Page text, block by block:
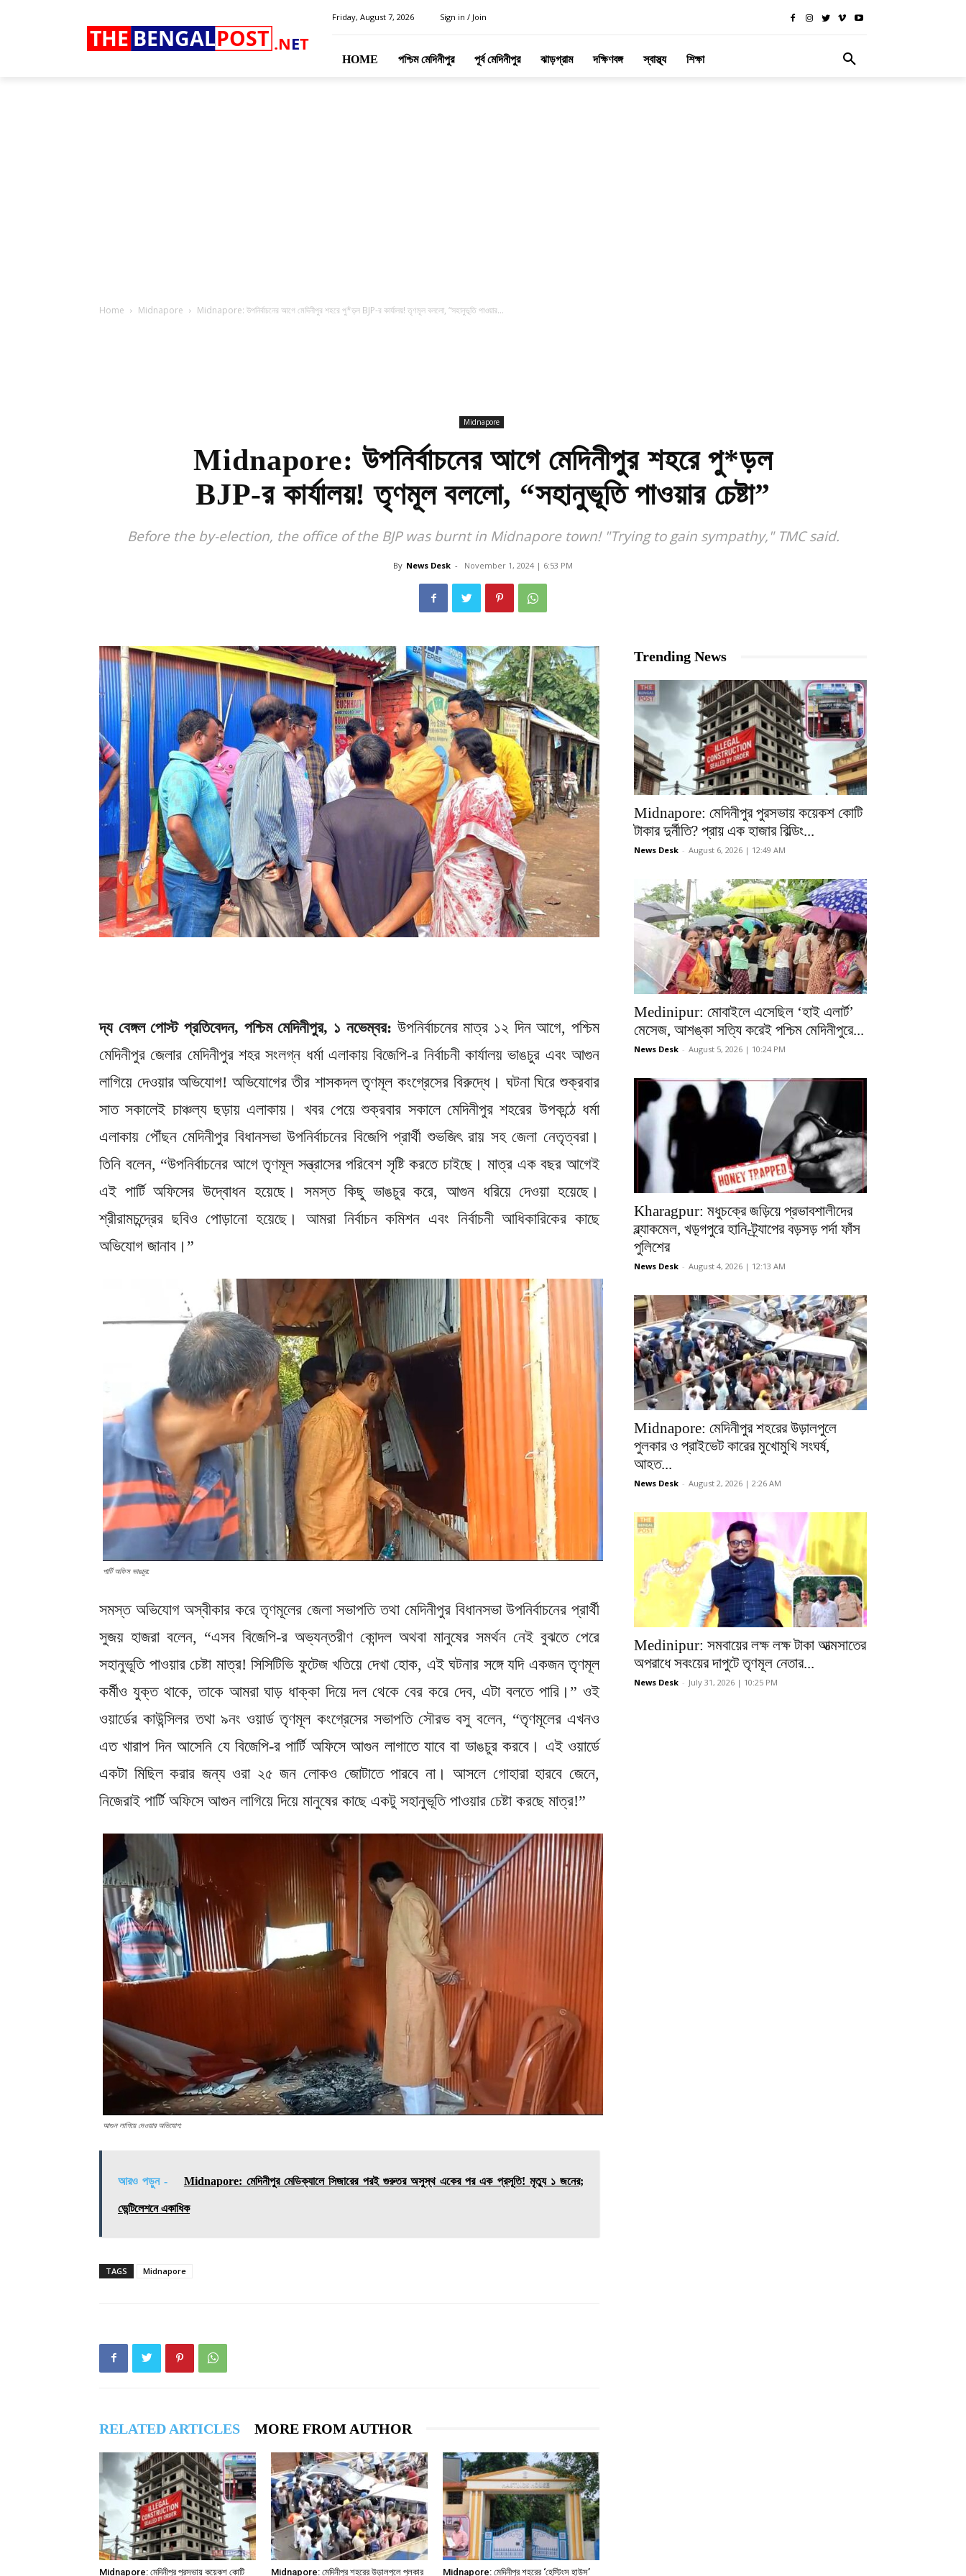
.NET
THE BENGALPOST
Friday, August 7, 2026 Sign in / Join
HOME পশ্চিম মেদিনীপুর পূর্ব মেদিনীপুর ঝাড়গ্রাম দক্ষিণবঙ্গ স্বাস্থ্য শিক্ষা
Home Midnapore Midnapore: উপনির্বাচনের আগে মেদিনীপুর শহরে পু*ড়ল BJP-র কার্যালয়! তৃণমূল বললো, “সহানুভূতি পাওয়ার...
Midnapore
Midnapore: উপনির্বাচনের আগে মেদিনীপুর শহরে পু*ড়ল
BJP-র কার্যালয়! তৃণমূল বললো, “সহানুভূতি পাওয়ার চেষ্টা”
Before the by-election, the office of the BJP was burnt in Midnapore town! "Trying to gain sympathy," TMC said.
By News Desk - November 1, 2024 | 6:53 PM
দ্য বেঙ্গল পোস্ট প্রতিবেদন, পশ্চিম মেদিনীপুর, ১ নভেম্বর: উপনির্বাচনের মাত্র ১২ দিন আগে, পশ্চিম
মেদিনীপুর জেলার মেদিনীপুর শহর সংলগ্ন ধর্মা এলাকায় বিজেপি-র নির্বাচনী কার্যালয় ভাঙচুর এবং আগুন
লাগিয়ে দেওয়ার অভিযোগ! অভিযোগের তীর শাসকদল তৃণমূল কংগ্রেসের বিরুদ্ধে। ঘটনা ঘিরে শুক্রবার
সাত সকালেই চাঞ্চল্য ছড়ায় এলাকায়। খবর পেয়ে শুক্রবার সকালে মেদিনীপুর শহরের উপকন্ঠে ধর্মা
এলাকায় পৌঁছন মেদিনীপুর বিধানসভা উপনির্বাচনের বিজেপি প্রার্থী শুভজিৎ রায় সহ জেলা নেতৃত্বরা।
তিনি বলেন, “উপনির্বাচনের আগে তৃণমূল সন্ত্রাসের পরিবেশ সৃষ্টি করতে চাইছে। মাত্র এক বছর আগেই
এই পার্টি অফিসের উদ্বোধন হয়েছে। সমস্ত কিছু ভাঙচুর করে, আগুন ধরিয়ে দেওয়া হয়েছে।
শ্রীরামচন্দ্রের ছবিও পোড়ানো হয়েছে। আমরা নির্বাচন কমিশন এবং নির্বাচনী আধিকারিকের কাছে
অভিযোগ জানাব।”
পার্টি অফিস ভাঙচুর:
সমস্ত অভিযোগ অস্বীকার করে তৃণমূলের জেলা সভাপতি তথা মেদিনীপুর বিধানসভা উপনির্বাচনের প্রার্থী
সুজয় হাজরা বলেন, “এসব বিজেপি-র অভ্যন্তরীণ কোন্দল অথবা মানুষের সমর্থন নেই বুঝতে পেরে
সহানুভূতি পাওয়ার চেষ্টা মাত্র! সিসিটিভি ফুটেজ খতিয়ে দেখা হোক, এই ঘটনার সঙ্গে যদি একজন তৃণমূল
কর্মীও যুক্ত থাকে, তাকে আমরা ঘাড় ধাক্কা দিয়ে দল থেকে বের করে দেব, এটা বলতে পারি।” ওই
ওয়ার্ডের কাউন্সিলর তথা ৯নং ওয়ার্ড তৃণমূল কংগ্রেসের সভাপতি সৌরভ বসু বলেন, “তৃণমূলের এখনও
এত খারাপ দিন আসেনি যে বিজেপি-র পার্টি অফিসে আগুন লাগাতে যাবে বা ভাঙচুর করবে। এই ওয়ার্ডে
একটা মিছিল করার জন্য ওরা ২৫ জন লোকও জোটাতে পারবে না। আসলে গোহারা হারবে জেনে,
নিজেরাই পার্টি অফিসে আগুন লাগিয়ে দিয়ে মানুষের কাছে একটু সহানুভূতি পাওয়ার চেষ্টা করছে মাত্র!”
আগুন লাগিয়ে দেওয়ার অভিযোগ:
আরও পড়ুন - Midnapore: মেদিনীপুর মেডিক্যালে সিজারের পরই গুরুতর অসুস্থ একের পর এক প্রসূতি! মৃত্যু ১ জনের;
ভেন্টিলেশনে একাধিক
TAGS Midnapore
RELATED ARTICLES MORE FROM AUTHOR
Midnapore: মেদিনীপুর পুরসভায় কয়েকশ কোটি Midnapore: মেদিনীপুর শহরের উড়ালপুলে পুলকার Midnapore: মেদিনীপুর শহরের ‘হেস্টিংস হাউস’
Trending News
Midnapore: মেদিনীপুর পুরসভায় কয়েকশ কোটি
টাকার দুর্নীতি? প্রায় এক হাজার বিল্ডিং...
News Desk - August 6, 2026 | 12:49 AM
Medinipur: মোবাইলে এসেছিল ‘হাই এলার্ট’
মেসেজ, আশঙ্কা সত্যি করেই পশ্চিম মেদিনীপুরে...
News Desk - August 5, 2026 | 10:24 PM
Kharagpur: মধুচক্রে জড়িয়ে প্রভাবশালীদের
ব্ল্যাকমেল, খড়্গপুরে হানি-ট্র্যাপের বড়সড় পর্দা ফাঁস
পুলিশের
News Desk - August 4, 2026 | 12:13 AM
Midnapore: মেদিনীপুর শহরের উড়ালপুলে
পুলকার ও প্রাইভেট কারের মুখোমুখি সংঘর্ষ,
আহত...
News Desk - August 2, 2026 | 2:26 AM
Medinipur: সমবায়ের লক্ষ লক্ষ টাকা আত্মসাতের
অপরাধে সবংয়ের দাপুটে তৃণমূল নেতার...
News Desk - July 31, 2026 | 10:25 PM